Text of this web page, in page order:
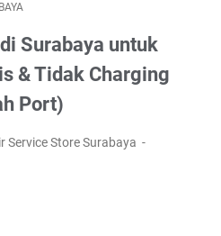
Surabaya untuk
& Tidak Charging
Port)
Service Store Surabaya